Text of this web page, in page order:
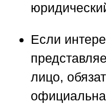
Если
лицо,